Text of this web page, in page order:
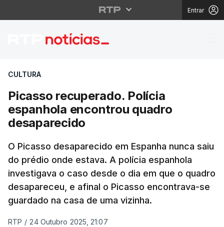
Entrar
Picasso recuperado.
CULTURA
Picasso recuperado. Polícia
espanhola encontrou quadro
desaparecido
O Picasso desaparecido em Espanha nunca saiu
do prédio onde estava. A polícia espanhola
investigava o caso desde o dia em que o quadro
desapareceu, e afinal o Picasso encontrava-se
guardado na casa de uma vizinha.
RTP / 24 Outubro 2025, 21:07